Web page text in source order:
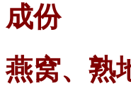
成份
燕窝、熟